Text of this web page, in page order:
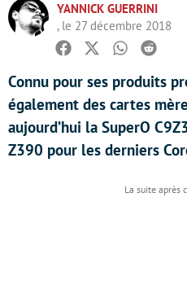
YANNICK GUERRINI
, le 27 décembre 2018
Facebook
TwitterWhatsapp
Reddit
Connu pour ses produits
également des cartes
aujourd’hui la SuperO
Z390 pour les derniers